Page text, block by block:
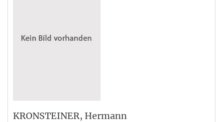
KRONSTEINER, Hermann